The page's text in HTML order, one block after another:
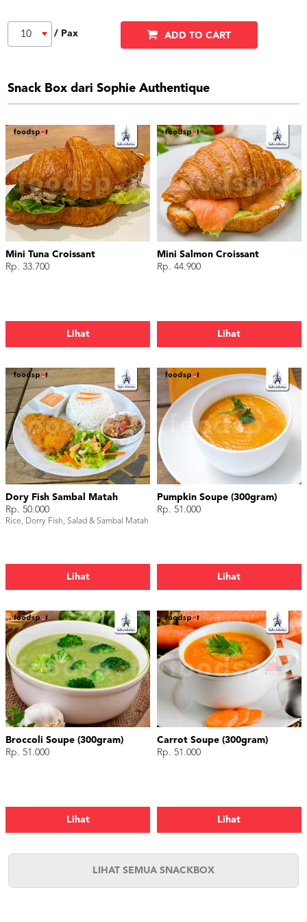
10 / Pax ADD TO CART
Snack Box dari Sophie Authentique
Mini Tuna Croissant
Rp. 33.700
Lihat
Mini Salmon Croissant
Rp. 44.900
Lihat
Dory Fish Sambal Matah
Rp. 50.000
Rice, Dorry Fish, Salad & Sambal Matah
Lihat
Pumpkin Soupe (300gram)
Rp. 51.000
Lihat
Broccoli Soupe (300gram)
Rp. 51.000
Lihat
Carrot Soupe (300gram)
Rp. 51.000
Lihat
LIHAT SEMUA SNACKBOX